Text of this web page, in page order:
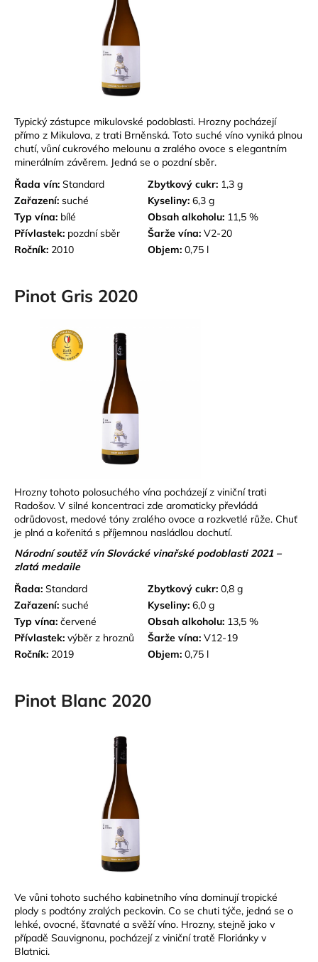
Typický zástupce mikulovské podoblasti. Hrozny pocházejí
přímo z Mikulova, z trati Brněnská. Toto suché víno vyniká plnou
chutí, vůní cukrového melounu a zralého ovoce s elegantním
minerálním závěrem. Jedná se o pozdní sběr.
Řada vín: Standard Zbytkový cukr: 1,3 g
Zařazení: suché Kyseliny: 6,3 g
Typ vína: bílé Obsah alkoholu: 11,5 %
Přívlastek: pozdní sběr Šarže vína: V2-20
Ročník: 2010 Objem: 0,75 l
Pinot Gris 2020
Hrozny tohoto polosuchého vína pocházejí z viniční trati
Radošov. V silné koncentraci zde aromaticky převládá
odrůdovost, medové tóny zralého ovoce a rozkvetlé růže. Chuť
je plná a kořenitá s příjemnou nasládlou dochutí.
Národní soutěž vín Slovácké vinařské podoblasti 2021 –
zlatá medaile
Řada: Standard Zbytkový cukr: 0,8 g
Zařazení: suché Kyseliny: 6,0 g
Typ vína: červené Obsah alkoholu: 13,5 %
Přívlastek: výběr z hroznů Šarže vína: V12-19
Ročník: 2019 Objem: 0,75 l
Pinot Blanc 2020
Ve vůni tohoto suchého kabinetního vína dominují tropické
plody s podtóny zralých peckovin. Co se chuti týče, jedná se o
lehké, ovocné, šťavnaté a svěží víno. Hrozny, stejně jako v
případě Sauvignonu, pocházejí z viniční tratě Floriánky v
Blatnici.